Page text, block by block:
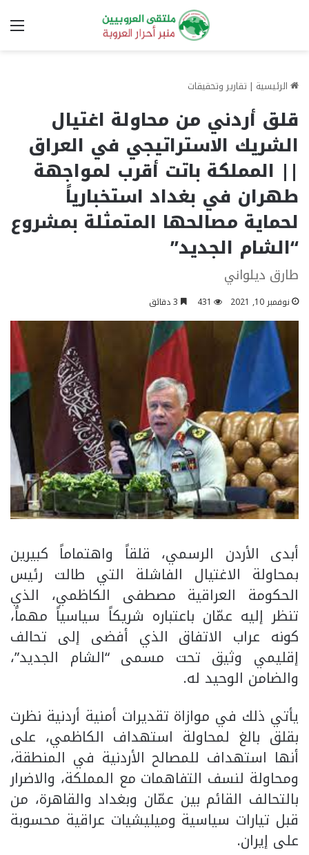
الرئيسية | تقارير وتحقيقات
قلق أردني من محاولة اغتيال
الشريك الاستراتيجي في العراق
|| المملكة باتت أقرب لمواجهة
طهران في بغداد استخبارياً
لحماية مصالحها المتمثلة بمشروع
“الشام الجديد”
طارق ديلواني
نوفمبر 10, 2021 431
أبدى الأردن الرسمي، قلقاً واهتماماً كبيرين
بمحاولة الاغتيال الفاشلة التي طالت رئيس
الحكومة العراقية مصطفى الكاظمي، الذي
تنظر إليه عمّان باعتباره شريكاً سياسياً مهماً،
كونه عراب الاتفاق الذي أفضى إلى تحالف
إقليمي وثيق تحت مسمى “الشام الجديد”،
والضامن الوحيد له.
يأتي ذلك في موازاة تقديرات أمنية أردنية نظرت
بقلق بالغ لمحاولة استهداف الكاظمي، على
أنها استهداف للمصالح الأردنية في المنطقة،
ومحاولة لنسف التفاهمات مع المملكة، والاضرار
بالتحالف القائم بين عمّان وبغداد والقاهرة، من
قبل تيارات سياسية وميليشيات عراقية محسوبة
على إيران.